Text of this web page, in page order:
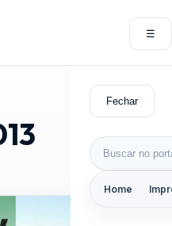
☰
Fechar
Buscar por:
Home